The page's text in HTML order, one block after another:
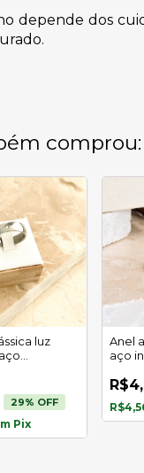
depende dos
comprou:
luz
29% OFF
Pix
Anel
aço